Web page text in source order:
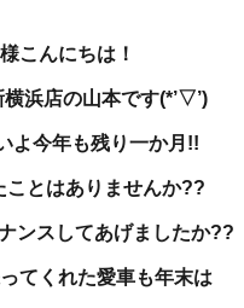
こんにちは！
浜店の山本です(*’▽’)
よ今年も残り一か月!!
ことはありませんか??
ンスしてあげましたか??
てくれた愛車も年末は